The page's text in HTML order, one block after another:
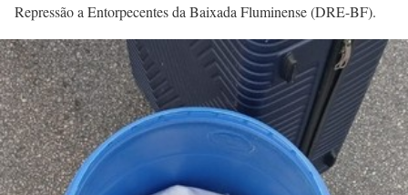
Repressão a Entorpecentes da Baixada Fluminense (DRE-BF).